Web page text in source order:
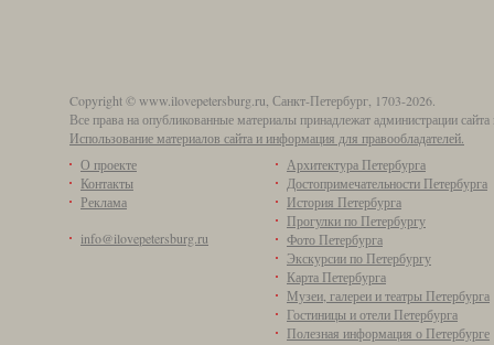
Copyright © www.ilovepetersburg.ru, Санкт-Петербург, 1703-2026.
Все права на опубликованные материалы принадлежат администрации
Использование материалов сайта и информация для правообладателей.
О проекте
Контакты
Реклама
info@ilovepetersburg.ru
Архитектура Петербурга
Достопримечательности Петербурга
История Петербурга
Прогулки по Петербургу
Фото Петербурга
Экскурсии по Петербургу
Карта Петербурга
Музеи, галереи и театры Петербурга
Гостиницы и отели Петербурга
Полезная информация о Петербурге